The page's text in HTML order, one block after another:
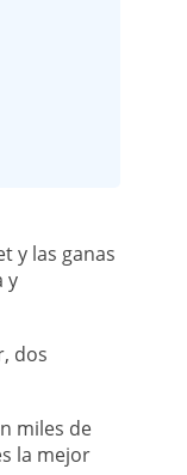
y las ganas
y
dos
miles de
la mejor